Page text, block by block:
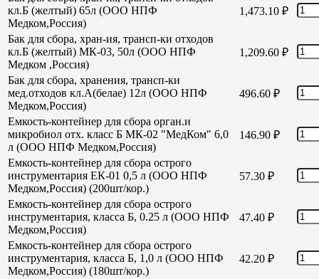
кл.Б (желтый) 65л (ООО НПФ
Медком,Россия)
1,473.10 ₽
Бак для сбора, хран-ия, трансп-ки отходов
кл.Б (желтый) МК-03, 50л (ООО НПФ
Медком ,Россия)
1,209.60 ₽
Бак для сбора, хранения, трансп-ки
мед.отходов кл.А(белае) 12л (ООО НПФ
Медком,Россия)
496.60 ₽
Емкость-контейнер для сбора орган.и
микробиол отх. класс Б МК-02 "МедКом" 6,0
л (ООО НПФ Медком,Россия)
146.90 ₽
Емкость-контейнер для сбора острого
инструментария ЕК-01 0,5 л (ООО НПФ
Медком,Россия) (200шт/кор.)
57.30 ₽
Емкость-контейнер для сбора острого
инструментария, класса Б, 0.25 л (ООО НПФ
Медком,Россия)
47.40 ₽
Емкость-контейнер для сбора острого
инструментария, класса Б, 1,0 л (ООО НПФ
Медком,Россия) (180шт/кор.)
42.20 ₽